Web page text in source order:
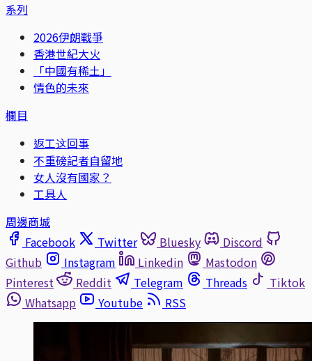
系列
2026伊朗戰爭
香港世紀大火
「中國有稀土」
情色的未來
欄目
返工这回事
不重磅記者自留地
女人沒有國家？
工具人
周邊商城
Facebook
Twitter Bluesky
Discord
Github
Instagram Linkedin
Mastodon
Pinterest
Reddit Telegram Threads
Tiktok
Whatsapp
Youtube RSS